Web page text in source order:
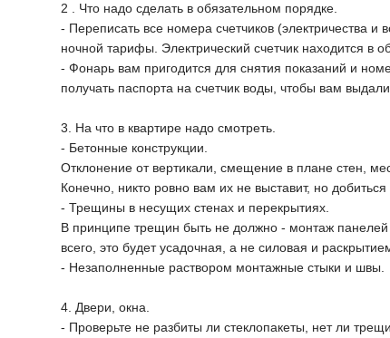
2 . Что надо сделать в обязательном порядке.
- Переписать все номера счетчиков (электричества
ночной тарифы. Электрический счетчик находится в
- Фонарь вам пригодится для снятия показаний и
получать паспорта на счетчик воды, чтобы вам
3. На что в квартире надо смотреть.
- Бетонные конструкции.
Отклонение от вертикали, смещение в плане стен,
Конечно, никто ровно вам их не выставит, но
- Трещины в несущих стенах и перекрытиях.
В принципе трещин быть не должно - монтаж
всего, это будет усадочная, а не силовая и
- Незаполненные раствором монтажные стыки и швы.
4. Двери, окна.
- Проверьте не разбиты ли стеклопакеты, нет ли